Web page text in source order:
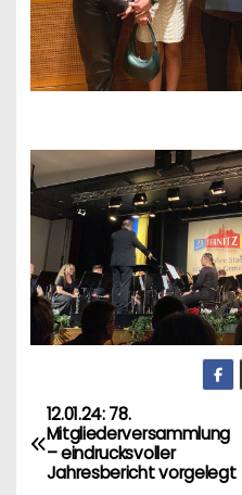
B
e
12.01.24: 78.
Mitgliederversammlung
– eindrucksvoller
Jahresbericht vorgelegt